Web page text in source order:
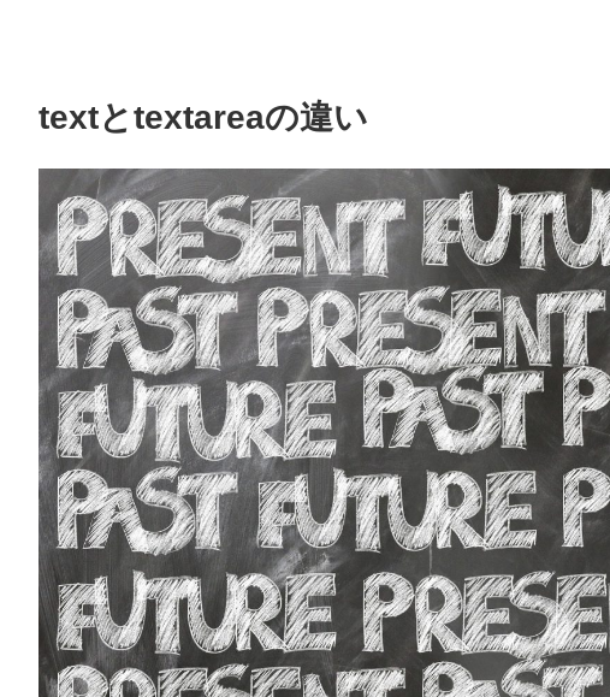
textとtextareaの違い